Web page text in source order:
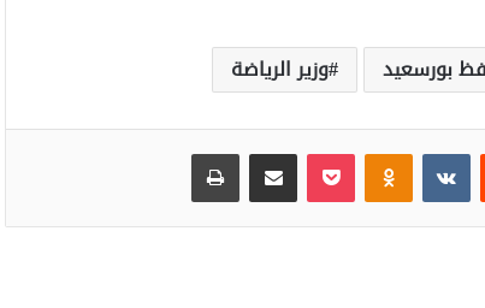
بورسعيد وزير الرياضة
بوكيت